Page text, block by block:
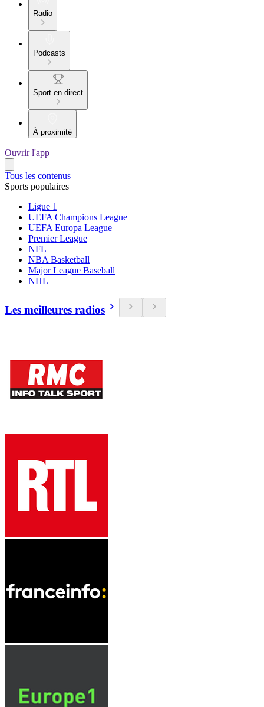
Radio
Podcasts
Sport en direct
À proximité
Ouvrir l'app
Tous les contenus
Sports populaires
Ligue 1
UEFA Champions League
UEFA Europa League
Premier League
NFL
NBA Basketball
Major League Baseball
NHL
Les meilleures radios